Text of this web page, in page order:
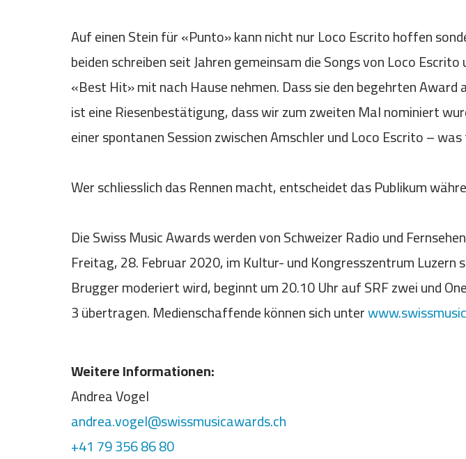
Auf einen Stein für «Punto» kann nicht nur Loco Escrito hoffen
beiden schreiben seit Jahren gemeinsam die Songs von Loco
«Best Hit» mit nach Hause nehmen. Dass sie den begehrten
ist eine Riesenbestätigung, dass wir zum zweiten Mal nominiert
einer spontanen Session zwischen Amschler und Loco Escrito –
Wer schliesslich das Rennen macht, entscheidet das Publikum
Die Swiss Music Awards werden von Schweizer Radio und
Freitag, 28. Februar 2020, im Kultur- und Kongresszentrum
Brugger moderiert wird, beginnt um 20.10 Uhr auf SRF zwei und
3 übertragen. Medienschaffende können sich unter
Weitere Informationen:
Andrea Vogel
andrea.vogel@swissmusicawards.ch
+41 79 356 86 80